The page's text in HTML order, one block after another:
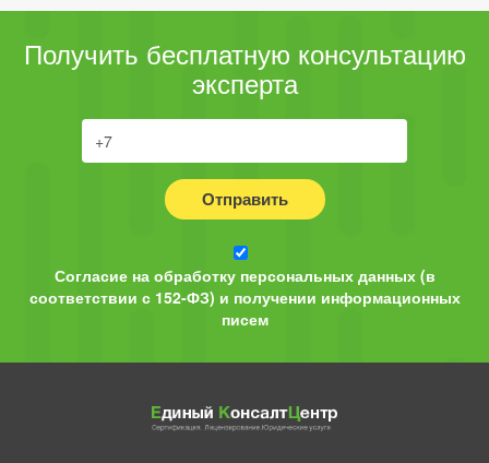
Получить бесплатную консультацию
эксперта
Отправить
Согласие на обработку персональных данных (в
соответствии с 152-ФЗ) и получении информационных
писем